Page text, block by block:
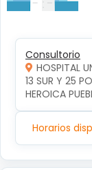
Consultorio
HOSPITAL
13 SUR Y 25
HEROICA
Horarios